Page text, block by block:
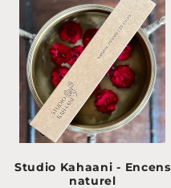
Studio Kahaani - Encens
naturel